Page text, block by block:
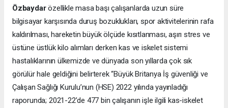
Özbaydarözellikle masa başı çalışanlarda uzun süre
bilgisayar karşısında duruş bozuklukları, spor aktivitelerinin rafa
kaldırılması, hareketin büyük ölçüde kısıtlanması, aşırı stres ve
üstüne üstlük kilo alımları derken kas ve iskelet sistemi
hastalıklarının ülkemizde ve dünyada son yıllarda çok sık
görülür hale geldiğini belirterek “Büyük Britanya İş güvenliği ve
Çalışan Sağlığı Kurulu’nun (HSE) 2022 yılında yayınladığı
raporunda; 2021-22’de 477 bin çalışanın işle ilgili kas-iskelet